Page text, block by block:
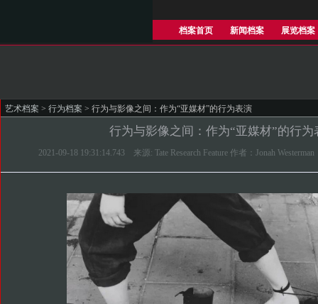
档案首页 新闻档案 展览档案
艺术档案 > 行为档案 > 行为与影像之间：作为“亚媒材”的行为表演
行为与影像之间：作为“亚媒材”的行为
2021-09-18 19:31:14.743 来源: Tate Research Feature 作者：Jonah